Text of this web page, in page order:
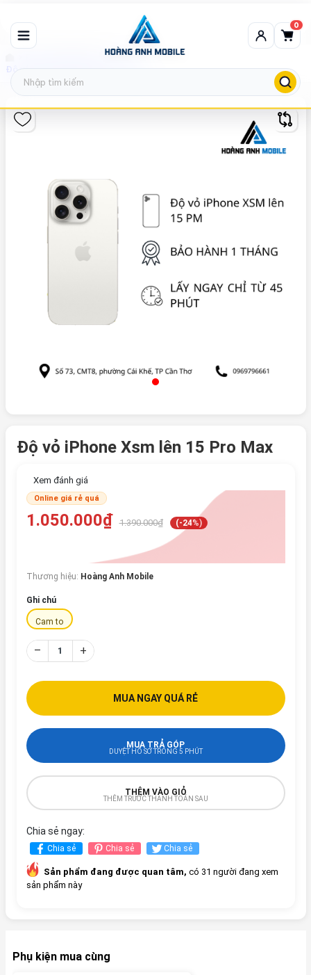
0
Độ Vỏ IPHONE (HOT)
Độ vỏ iPhone Xsm lên 15 Pro Max
Độ vỏ iPhone Xsm lên 15 Pro Max
Xem đánh giá
Online giá rẻ quá
1.050.000₫ 1.390.000₫ (-24%)
Thương hiệu: Hoàng Anh Mobile
Ghi chú
Cam to
– +
MUA NGAY QUÁ RẺ
MUA TRẢ GÓP
DUYỆT HỒ SƠ TRONG 5 PHÚT
THÊM VÀO GIỎ
THÊM TRƯỚC THANH TOÁN SAU
Chia sẻ ngay:
Chia sẻ Chia sẻ Chia sẻ
Sản phẩm đang được quan tâm, có 31 người đang xem
sản phẩm này
Phụ kiện mua cùng